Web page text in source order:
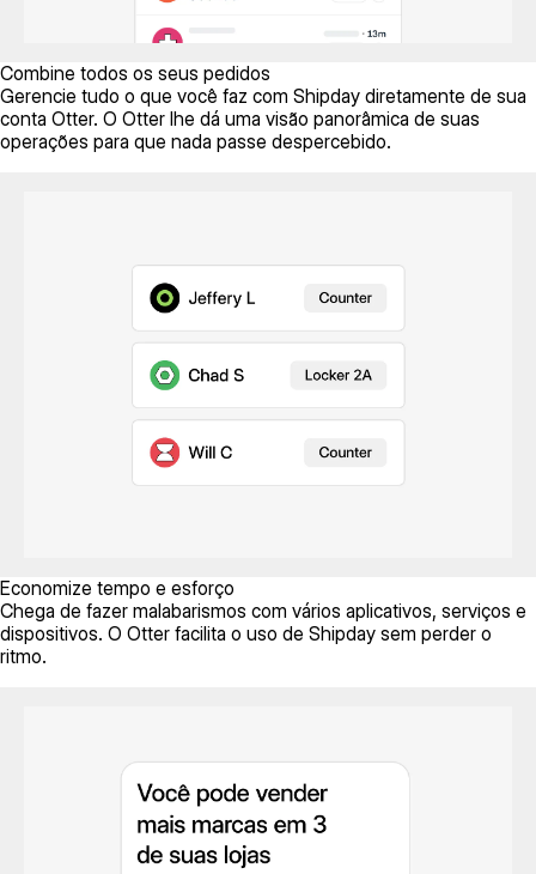
Combine todos os seus pedidos
Gerencie tudo o que você faz com Shipday diretamente de sua
conta Otter. O Otter lhe dá uma visão panorâmica de suas
operações para que nada passe despercebido.
Economize tempo e esforço
Chega de fazer malabarismos com vários aplicativos, serviços e
dispositivos. O Otter facilita o uso de Shipday sem perder o
ritmo.